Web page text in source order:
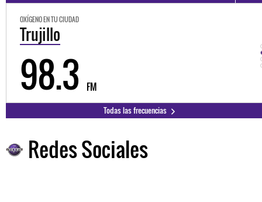
OXÍGENO EN TU CIUDAD
Trujillo
98.3 FM
Todas las frecuencias
Redes Sociales